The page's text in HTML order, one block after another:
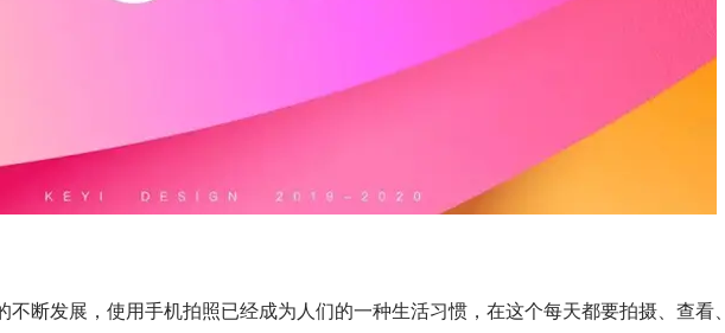
不断发展，使用手机拍照已经成为人们的一种生活习惯，在这个每天都要拍摄、查看、